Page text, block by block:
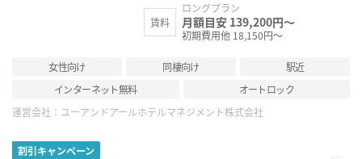
賃料
ロングプラン
月額目安 139,200円～
初期費用他 18,150円～
女性向け 同棲向け
駅近
インターネット無料
オートロック
運営会社： ユーアンドアールホテルマネジメント株式会社
割引キャンペーン